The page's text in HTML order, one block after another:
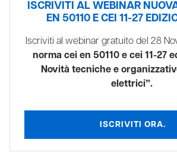
ISCRIVITI AL WEBINAR
EN 50110 E CEI 11-27
Iscriviti al webinar gratuito del 28
norma cei en 50110 e cei 11-27
Novità tecniche e
elettrici”.
ISCRIVITI ORA.